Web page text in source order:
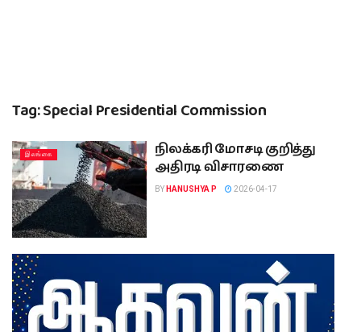
Tag:Special Presidential Commission
இலங்கை
நிலக்கரி மோசடி குறித்து
அதிரடி விசாரணை
BY HANUSHYA P 2026-04-17